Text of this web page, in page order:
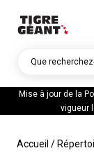
Mise à jour de la
vigueur
Que recherchez-
Accueil /